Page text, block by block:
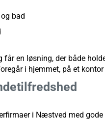
bad
en løsning, der både
i hjemmet, på et kontor
i Næstved med gode